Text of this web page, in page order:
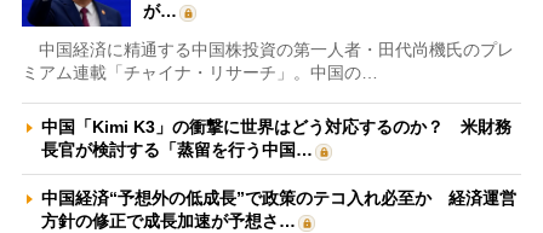
が…
中国経済に精通する中国株投資の第一人者・田代尚機氏のプレ
ミアム連載「チャイナ・リサーチ」。中国の…
中国「Kimi K3」の衝撃に世界はどう対応するのか？ 米財務
長官が検討する「蒸留を行う中国…
中国経済“予想外の低成長”で政策のテコ入れ必至か 経済運営
方針の修正で成長加速が予想さ…